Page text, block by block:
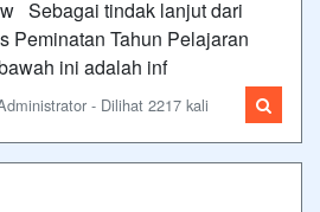
Sebagai tindak lanjut dari
Peminatan Tahun Pelajaran
ini adalah inf
- Dilihat 2217 kali